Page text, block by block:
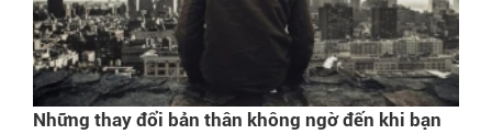
Những thay đổi bản thân không ngờ đến khi bạn